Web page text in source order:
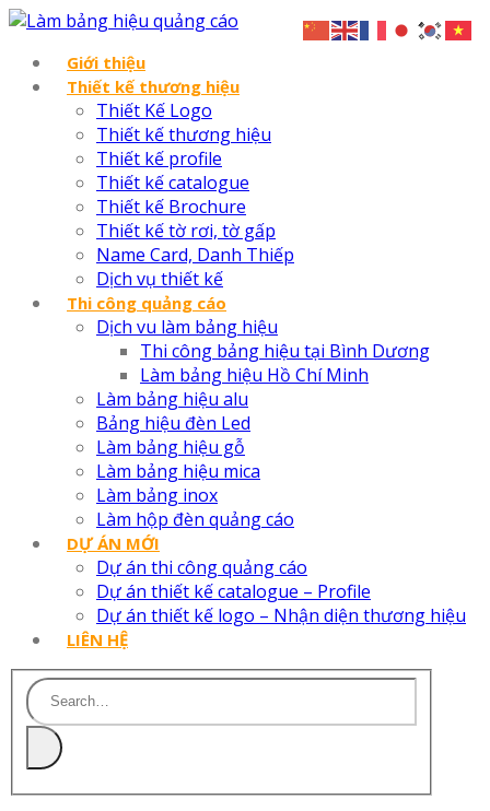
Giới thiệu
Thiết kế thương hiệu
Thiết Kế Logo
Thiết kế thương hiệu
Thiết kế profile
Thiết kế catalogue
Thiết kế Brochure
Thiết kế tờ rơi, tờ gấp
Name Card, Danh Thiếp
Dịch vụ thiết kế
Thi công quảng cáo
Dịch vu làm bảng hiệu
Thi công bảng hiệu tại Bình Dương
Làm bảng hiệu Hồ Chí Minh
Làm bảng hiệu alu
Bảng hiệu đèn Led
Làm bảng hiệu gỗ
Làm bảng hiệu mica
Làm bảng inox
Làm hộp đèn quảng cáo
DỰ ÁN MỚI
Dự án thi công quảng cáo
Dự án thiết kế catalogue – Profile
Dự án thiết kế logo – Nhận diện thương hiệu
LIÊN HỆ